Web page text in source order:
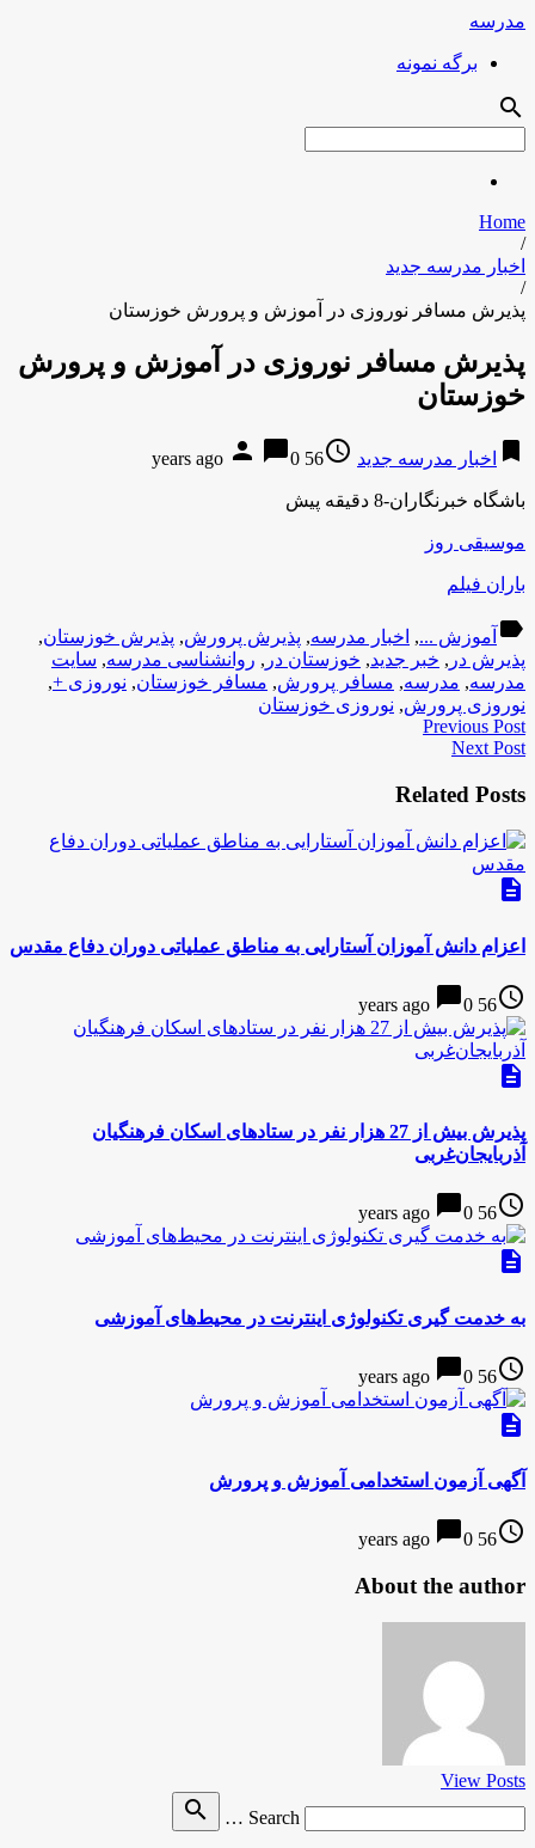
مدرسه
برگه نمونه
search
Home
/
اخبار مدرسه جدید
/
پذیرش مسافر نوروزی در آموزش و پرورش خوزستان
پذیرش مسافر نوروزی در آموزش و پرورش
خوزستان
bookmark اخبار مدرسه جدید access_time
56 years ago
person chat_bubble0
باشگاه خبرنگاران-8 دقیقه پیش
موسیقی روز
باران فیلم
label آموزش ..., اخبار مدرسه, پذیرش پرورش, پذیرش خوزستان,
پذیرش در , خبر جدید, خوزستان در , روانشناسی مدرسه, سایت
مدرسه, مدرسه, مسافر پرورش, مسافر خوزستان, نوروزی +,
نوروزی پرورش, نوروزی خوزستان
Previous Post
Next Post
Related Posts
description
اعزام دانش آموزان آستارایی به مناطق عملیاتی دوران دفاع مقدس
access_time
56 years ago
chat_bubble0
description
پذیرش بیش از 27 هزار نفر در ستادهای اسکان فرهنگیان
آذربایجان‌غربی
access_time
56 years ago
chat_bubble0
description
به خدمت گیری تکنولوژی اینترنت در محیط‌های آموزشی
access_time
56 years ago
chat_bubble0
description
آگهی آزمون استخدامی آموزش و پرورش
access_time
56 years ago
chat_bubble0
About the author
View Posts
Search …
search